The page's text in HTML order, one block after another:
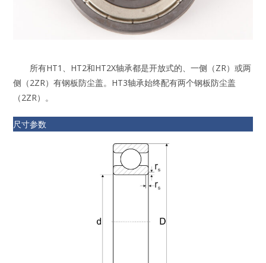
所有HT1、HT2和HT2X轴承都是开放式的、一侧（ZR）或两
侧（2ZR）有钢板防尘盖。HT3轴承始终配有两个钢板防尘盖
（2ZR）。
尺寸参数